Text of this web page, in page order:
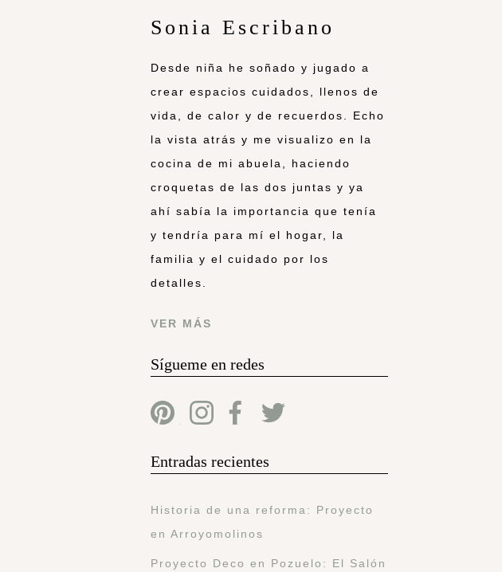
Sonia Escribano
Desde niña he soñado y jugado a
crear espacios cuidados, llenos de
vida, de calor y de recuerdos. Echo
la vista atrás y me visualizo en la
cocina de mi abuela, haciendo
croquetas de las dos juntas y ya
ahí sabía la importancia que tenía
y tendría para mí el hogar, la
familia y el cuidado por los
detalles.
VER MÁS
Sígueme en redes
Entradas recientes
Historia de una reforma: Proyecto
en Arroyomolinos
Proyecto Deco en Pozuelo: El Salón